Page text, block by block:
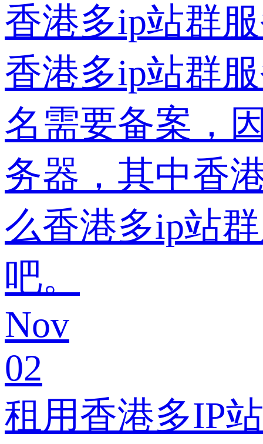
香港多ip站群
香港多ip站群
名需要备案，
务器，其中香
么香港多ip站
吧。
Nov
02
租用香港多IP